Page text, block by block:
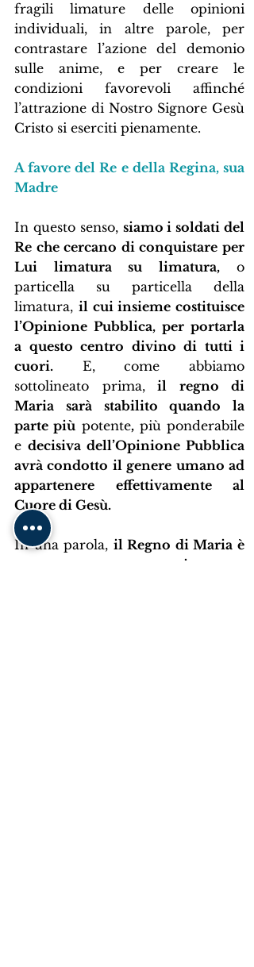
fragili limature delle opinioni
individuali, in altre parole, per
contrastare l’azione del demonio
sulle anime, e per creare le
condizioni favorevoli affinché
l’attrazione di Nostro Signore Gesù
Cristo si eserciti pienamente.
A favore del Re e della Regina, sua
Madre
In questo senso, siamo i soldati del
Re che cercano di conquistare per
Lui limatura su limatura, o
particella su particella della
limatura, il cui insieme costituisce
l’Opinione Pubblica, per portarla
a questo centro divino di tutti i
cuori. E, come abbiamo
sottolineato prima, il regno di
Maria sarà stabilito quando la
parte più potente, più ponderabile
e decisiva dell’Opinione Pubblica
avrà condotto il genere umano ad
appartenere effettivamente al
Cuore di Gesù.
In una parola, il Regno di Maria è
un mezzo necessario per